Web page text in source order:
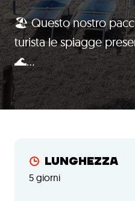
🏖️ Questo nostro
turista le spiagge
🌊…
Lunghezza
5 giorni